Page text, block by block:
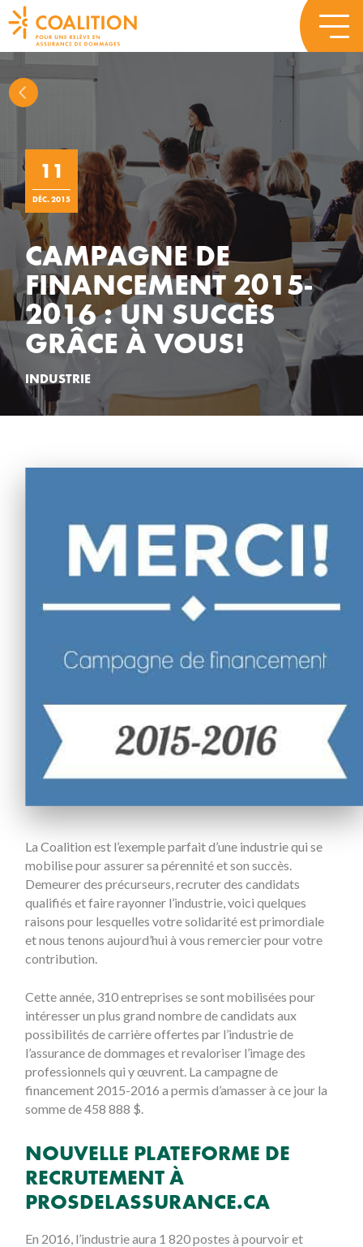
11
DÉC. 2015
CAMPAGNE DE
FINANCEMENT 2015-
2016 : UN SUCCÈS
GRÂCE À VOUS!
INDUSTRIE
La Coalition est l’exemple parfait d’une industrie qui se
mobilise pour assurer sa pérennité et son succès.
Demeurer des précurseurs, recruter des candidats
qualifiés et faire rayonner l’industrie, voici quelques
raisons pour lesquelles votre solidarité est primordiale
et nous tenons aujourd’hui à vous remercier pour votre
contribution.
Cette année, 310 entreprises se sont mobilisées pour
intéresser un plus grand nombre de candidats aux
possibilités de carrière offertes par l’industrie de
l’assurance de dommages et revaloriser l’image des
professionnels qui y œuvrent. La campagne de
financement 2015-2016 a permis d’amasser à ce jour la
somme de 458 888 $.
NOUVELLE PLATEFORME DE
RECRUTEMENT À
PROSDELASSURANCE.CA
En 2016, l’industrie aura 1 820 postes à pourvoir et